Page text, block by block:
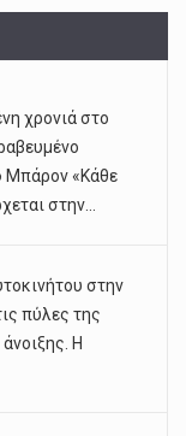
χρονιά στο
Μπάρον «Κάθε
στην...
στην
πύλες της
Η